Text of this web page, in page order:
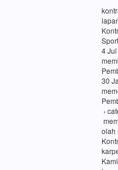
4
30
›
olah